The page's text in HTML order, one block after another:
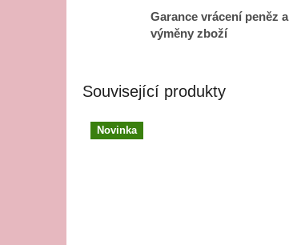
Garance vrácení peněz a
výměny zboží
Související produkty
Novinka